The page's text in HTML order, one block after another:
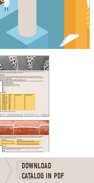
DOWNLOAD
CATALOG IN PDF